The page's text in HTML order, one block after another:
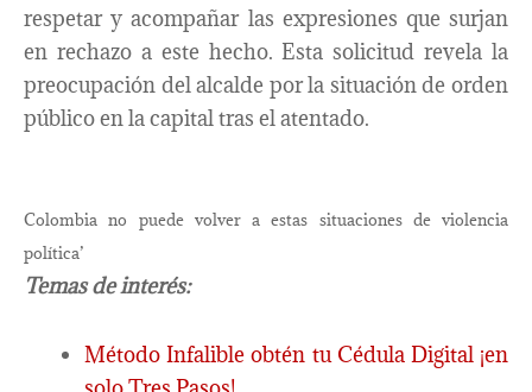
respetar y acompañar las expresiones que surjan
en rechazo a este hecho. Esta solicitud revela la
preocupación del alcalde por la situación de orden
público en la capital tras el atentado.
Colombia no puede volver a estas situaciones de violencia
política’
Temas de interés:
Método Infalible obtén tu Cédula Digital ¡en